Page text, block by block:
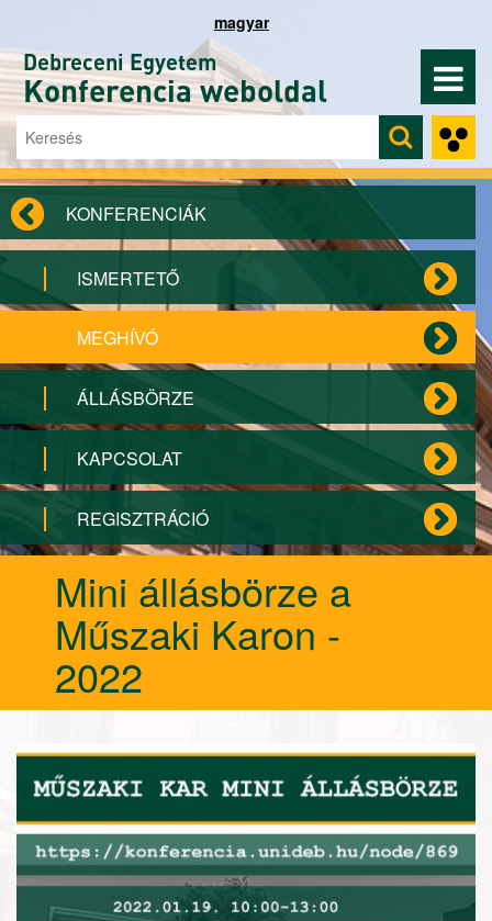
magyar
Debreceni Egyetem
Konferencia weboldal
Keresés űrlap
Keresés
KONFERENCIÁK
ISMERTETŐ
MEGHÍVÓ
ÁLLÁSBÖRZE
KAPCSOLAT
REGISZTRÁCIÓ
Mini állásbörze a
Műszaki Karon -
2022